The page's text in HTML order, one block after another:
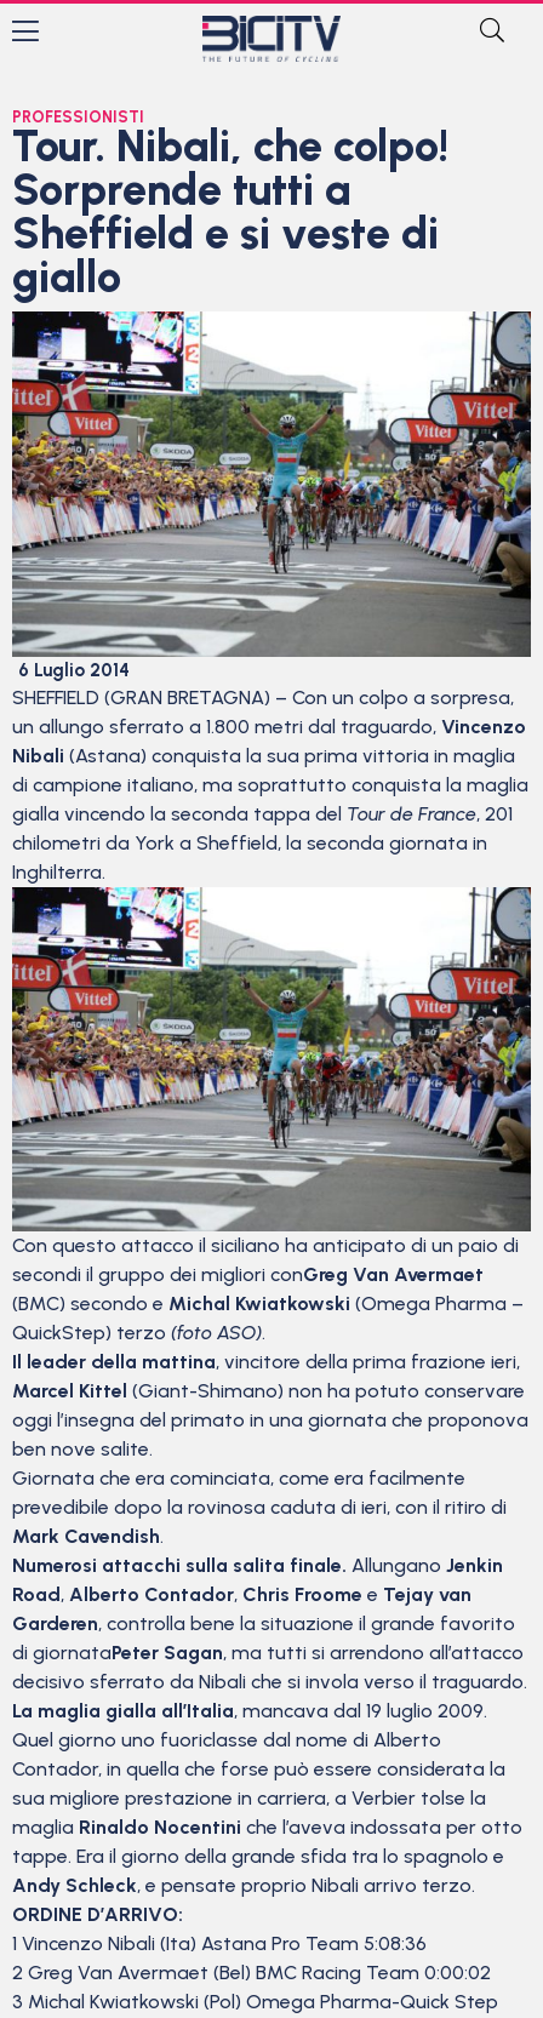
PROFESSIONISTI
Tour. Nibali, che colpo!
Sorprende tutti a
Sheffield e si veste di
giallo
6 Luglio 2014
SHEFFIELD (GRAN BRETAGNA) – Con un colpo a sorpresa,
un allungo sferrato a 1.800 metri dal traguardo, Vincenzo
Nibali (Astana) conquista la sua prima vittoria in maglia
di campione italiano, ma soprattutto conquista la maglia
gialla vincendo la seconda tappa del Tour de France, 201
chilometri da York a Sheffield, la seconda giornata in
Inghilterra.
Con questo attacco il siciliano ha anticipato di un paio di
secondi il gruppo dei migliori conGreg Van Avermaet
(BMC) secondo e Michal Kwiatkowski (Omega Pharma –
QuickStep) terzo (foto ASO).
Il leader della mattina, vincitore della prima frazione ieri,
Marcel Kittel (Giant-Shimano) non ha potuto conservare
oggi l’insegna del primato in una giornata che proponova
ben nove salite.
Giornata che era cominciata, come era facilmente
prevedibile dopo la rovinosa caduta di ieri, con il ritiro di
Mark Cavendish.
Numerosi attacchi sulla salita finale. Allungano Jenkin
Road , Alberto Contador, Chris Froome e Tejay van
Garderen, controlla bene la situazione il grande favorito
di giornataPeter Sagan, ma tutti si arrendono all’attacco
decisivo sferrato da Nibali che si invola verso il traguardo.
La maglia gialla all’Italia, mancava dal 19 luglio 2009.
Quel giorno uno fuoriclasse dal nome di Alberto
Contador, in quella che forse può essere considerata la
sua migliore prestazione in carriera, a Verbier tolse la
maglia Rinaldo Nocentini che l’aveva indossata per otto
tappe. Era il giorno della grande sfida tra lo spagnolo e
Andy Schleck, e pensate proprio Nibali arrivo terzo.
ORDINE D’ARRIVO:
1 Vincenzo Nibali (Ita) Astana Pro Team 5:08:36
2 Greg Van Avermaet (Bel) BMC Racing Team 0:00:02
3 Michal Kwiatkowski (Pol) Omega Pharma-Quick Step